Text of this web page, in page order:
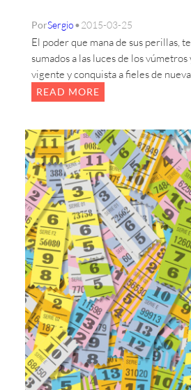
PorSergio•2015-03-25
El poder que mana de sus perillas,
sumados a las luces de los
vigente y conquista a fieles de
READ MORE:
R
E
S
I
S
T
E
N
C
I
A
A
N
A
L
Ó
G